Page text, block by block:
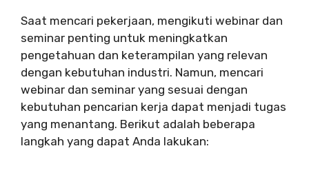
Saat mencari pekerjaan, mengikuti webinar dan
seminar penting untuk meningkatkan
pengetahuan dan keterampilan yang relevan
dengan kebutuhan industri. Namun, mencari
webinar dan seminar yang sesuai dengan
kebutuhan pencarian kerja dapat menjadi tugas
yang menantang. Berikut adalah beberapa
langkah yang dapat Anda lakukan: